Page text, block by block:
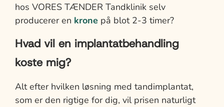
hos VORES TÆNDER Tandklinik selv
producerer en krone på blot 2-3 timer?
Hvad vil en implantatbehandling
koste mig?
Alt efter hvilken løsning med tandimplantat,
som er den rigtige for dig, vil prisen naturligt